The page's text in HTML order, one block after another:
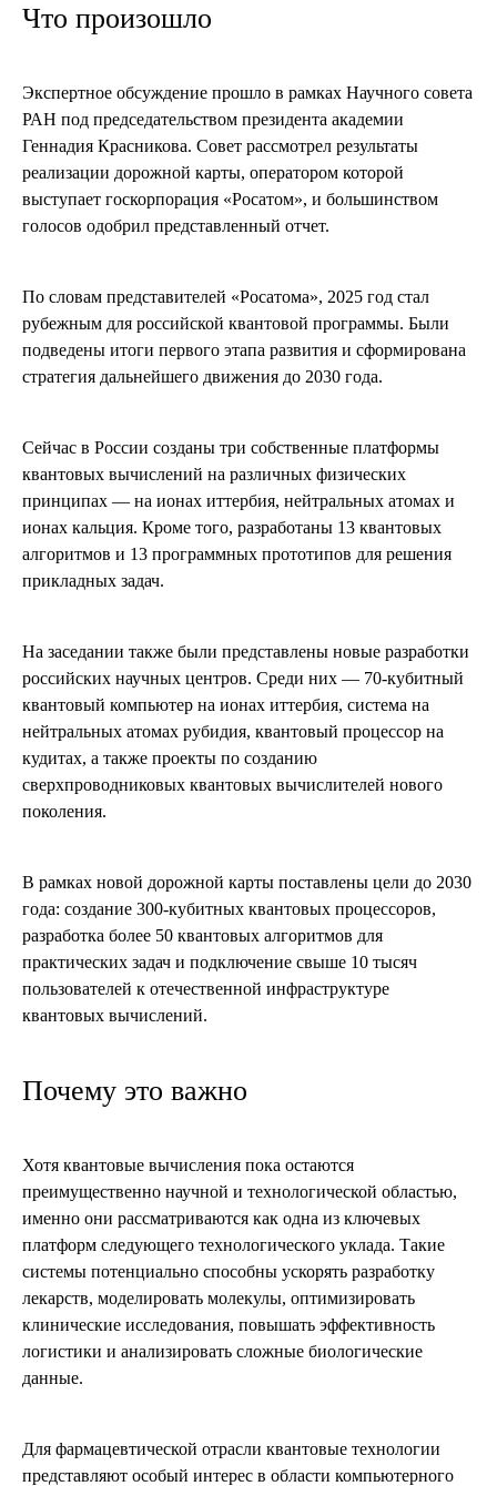
Что произошло
Экспертное обсуждение прошло в рамках Научного совета
РАН под председательством президента академии
Геннадия Красникова. Совет рассмотрел результаты
реализации дорожной карты, оператором которой
выступает госкорпорация «Росатом», и большинством
голосов одобрил представленный отчет.
По словам представителей «Росатома», 2025 год стал
рубежным для российской квантовой программы. Были
подведены итоги первого этапа развития и сформирована
стратегия дальнейшего движения до 2030 года.
Сейчас в России созданы три собственные платформы
квантовых вычислений на различных физических
принципах — на ионах иттербия, нейтральных атомах и
ионах кальция. Кроме того, разработаны 13 квантовых
алгоритмов и 13 программных прототипов для решения
прикладных задач.
На заседании также были представлены новые разработки
российских научных центров. Среди них — 70-кубитный
квантовый компьютер на ионах иттербия, система на
нейтральных атомах рубидия, квантовый процессор на
кудитах, а также проекты по созданию
сверхпроводниковых квантовых вычислителей нового
поколения.
В рамках новой дорожной карты поставлены цели до 2030
года: создание 300-кубитных квантовых процессоров,
разработка более 50 квантовых алгоритмов для
практических задач и подключение свыше 10 тысяч
пользователей к отечественной инфраструктуре
квантовых вычислений.
Почему это важно
Хотя квантовые вычисления пока остаются
преимущественно научной и технологической областью,
именно они рассматриваются как одна из ключевых
платформ следующего технологического уклада. Такие
системы потенциально способны ускорять разработку
лекарств, моделировать молекулы, оптимизировать
клинические исследования, повышать эффективность
логистики и анализировать сложные биологические
данные.
Для фармацевтической отрасли квантовые технологии
представляют особый интерес в области компьютерного